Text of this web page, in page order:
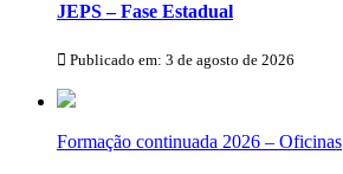
JEPS – Fase Estadual
Publicado em: 3 de agosto de 2026
Formação continuada 2026 – Oficinas